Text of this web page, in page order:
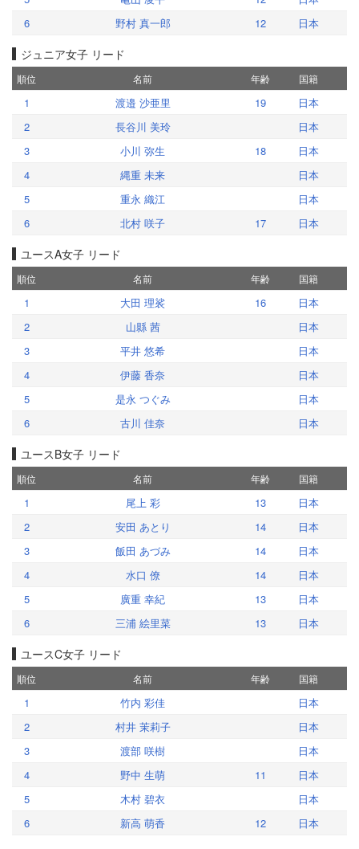
6
野村 真一郎 12 日本
ジュニア女子 リード
順位 名前 年齢 国籍
1 渡邉 沙亜里 19
日本
2
長谷川 美玲
日本
3
小川 弥生 18
日本
4
縄重 未来
日本
5
重永 織江
日本
6
北村 咲子 17 日本
ユースA女子 リード
順位 名前 年齢 国籍
1 大田 理裟 16
日本
2
山縣 茜
日本
3
平井 悠希
日本
4
伊藤 香奈
日本
5
是永 つぐみ
日本
6
古川 佳奈 日本
ユースB女子 リード
順位 名前 年齢 国籍
1 尾上 彩 13
日本
2
安田 あとり 14
日本
3
飯田 あづみ 14
日本
4
水口 僚 14
日本
5
廣重 幸紀 13
日本
6
三浦 絵里菜 13 日本
ユースC女子 リード
順位 名前 年齢 国籍
1 竹内 彩佳
日本
2
村井 茉莉子
日本
3
渡部 咲樹
日本
4
野中 生萌 11
日本
5
木村 碧衣
日本
6
新高 萌香 12 日本